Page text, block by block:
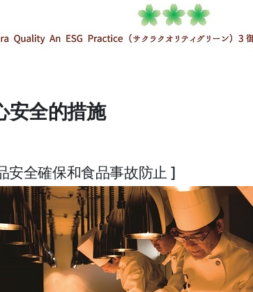
安全的措施
安全確保和食品事故防止 ]